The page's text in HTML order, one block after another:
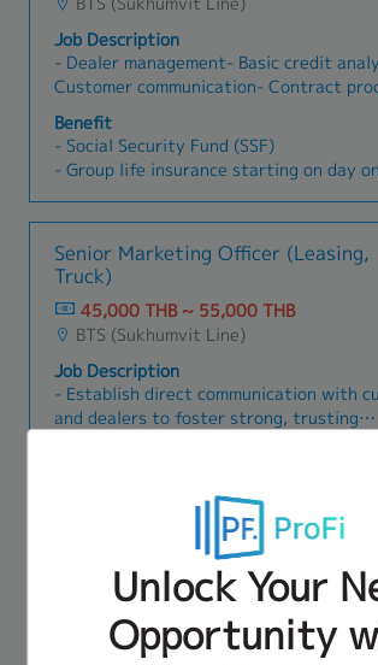
Unlock Your
Opportunity
ปีของพนักงานร่วมกับโรงพยาบาล- ประสาน
มูลนิธิส่งเสริมการจ้างงานคนพิการตามข้อก
ของกฎหมาย- ดำเนินการด้านวีซ่า ใบอนุญา
(Work Permit) ภ.ง.ด.91 การรายงานตัว 90
เอกสารที่เกี่ยวข้องสำหรับพนักงานชาวญี่ปุ่น
ฝึกงานชาวญี่ปุ่น- จัดทำประกาศบริษัท หนัง
อัปเดตคู่มือพนักงาน (Company
ระเบียบข้อบังคับของบริษัท- บริหารจัดการ
ๆ ของบริษัท เช่น สัญญาเช่า การต่ออายุสัญ
เอกสารสัญญาที่เกี่ยวข้อง- ติดต่อและดำเนิน
เอกสารที่เกี่ยวข้องกับหน่วยงานราชการ- ส
บริหารในการค้นคว้าและจัดเตรียมข้อมูลเกี่ย
กฎหมายแรงงาน กฎหมายอื่น ๆ และข้อมูลที่เ
ตามที่ได้รับมอบหมาย- วางแผนและดำเนิน
ของบริษัท เช่น งานเลี้ยงปีใหม่ การฝึกอบรม
กิจกรรมภายในองค์กร- ดูแลการจัดการอุป
Management)- สนับสนุนงานด้านการวางแ
เช่น การจัดทำและปรับปรุงระเบียบปฏิบัติ
(Regulations), คู่มือการทำงาน (Manuals)
พัฒนาโครงสร้างพื้นฐานด้าน IT- ปฏิบัติงาน
ที่ได้รับมอบหมายจาก General Manager.
to ensure smooth system integration-
and maintain system documentation,
and operation guides- Conduct user
provide explanations on SAP financial
Support data migration, validation, and
upgrades related to financial modules-
Communicate with Japanese and
- Salary raise: Once a year (3%)
- Health check-up support: Up to 4,000
- Language training support available
- Company trip:
[In Japan]
When being assigned to work in Japan,
benefits and allowances will be
through discussion.
Job Description
- Dealer management- Basic credit
Customer communication- Contract
Customer visit and collection- Customer
up- Document verification- Reporting and
administrative support- Other
instructed by department supervisors.
Benefit
- Social Security Fund (SSF)
- Group life insurance starting on day
- Medical expenses
- Dental expense (3,000 THB / year)
- Health check (after probation)
- Bonus: twice per year (December and
February) based on yearly performance &
performance evaluation (MBO)
- 10 Annual Leave credits
- Flexible work hours (8:30–17:00,
Senior Marketing Officer (Leasing,
Truck)
45,000 THB ~ 55,000 THB
BTS (Sukhumvit Line)
Job Description
- Establish direct communication with
and dealers to foster strong, trusting
documents and evaluating their
Proactively identify and acquire new
while developing innovative business
opportunities.- Monitor and manage
accounts, ensuring timely follow-ups for
instructed by Department supervisors.
- Group life insurance starting on day one
- Provident Fund (after probation: 3-7%)
- Medical Expenses
- Dental Expense (3,000THB / year)
- Health check (after probation)
- Bonus: 2 times per year, Dec and Feb
yearly performance & performance
IT Manager
80,000 THB ~ 80,000 THB
BTS (Sukhumvit Line)